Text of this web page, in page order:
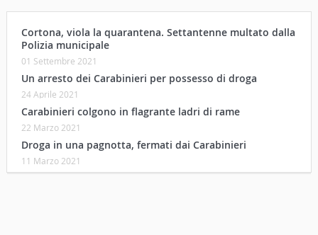
Cortona, viola la quarantena. Settantenne multato dalla
Polizia municipale
01 Settembre 2021
Un arresto dei Carabinieri per possesso di droga
24 Aprile 2021
Carabinieri colgono in flagrante ladri di rame
22 Marzo 2021
Droga in una pagnotta, fermati dai Carabinieri
11 Marzo 2021